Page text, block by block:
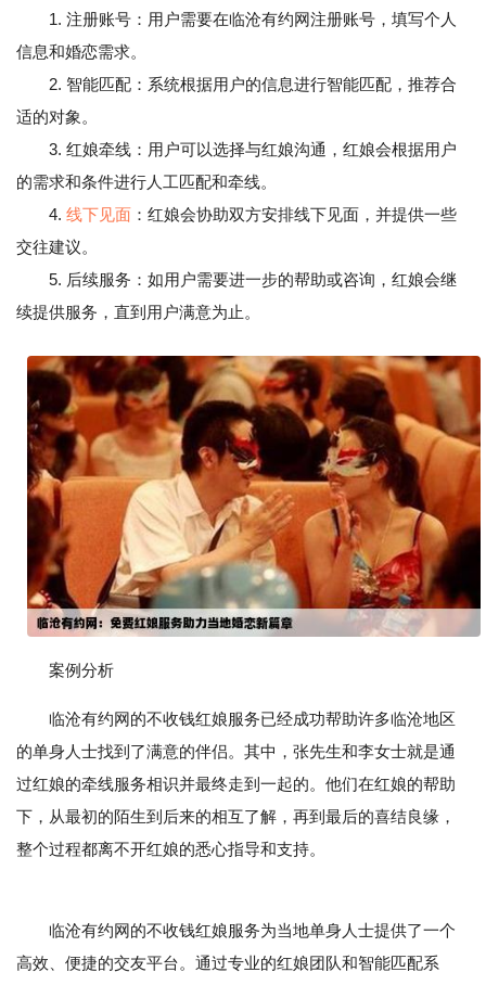
1. 注册账号：用户需要在临沧有约网注册账号，填写个人
信息和婚恋需求。
2. 智能匹配：系统根据用户的信息进行智能匹配，推荐合
适的对象。
3. 红娘牵线：用户可以选择与红娘沟通，红娘会根据用户
的需求和条件进行人工匹配和牵线。
4. 线下见面 ：红娘会协助双方安排线下见面，并提供一些
交往建议。
5. 后续服务：如用户需要进一步的帮助或咨询，红娘会继
续提供服务，直到用户满意为止。
案例分析
临沧有约网的不收钱红娘服务已经成功帮助许多临沧地区
的单身人士找到了满意的伴侣。其中，张先生和李女士就是通
过红娘的牵线服务相识并最终走到一起的。他们在红娘的帮助
下，从最初的陌生到后来的相互了解，再到最后的喜结良缘，
整个过程都离不开红娘的悉心指导和支持。
临沧有约网的不收钱红娘服务为当地单身人士提供了一个
高效、便捷的交友平台。通过专业的红娘团队和智能匹配系